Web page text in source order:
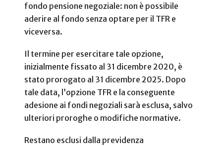
fondo pensione negoziale: non è possibile
aderire al fondo senza optare per il TFR e
viceversa.
Il termine per esercitare tale opzione,
inizialmente fissato al 31 dicembre 2020, è
stato prorogato al 31 dicembre 2025. Dopo
tale data, l’opzione TFR e la conseguente
adesione ai fondi negoziali sarà esclusa, salvo
ulteriori proroghe o modifiche normative.
Restano esclusi dalla previdenza